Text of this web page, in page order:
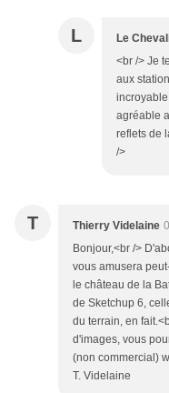
L Le
<br /> Je
aux
agréable
reflets de
/>
T Thierry Videlaine
Bonjour,<br />
vous amusera
le château de la
de Sketchup 6,
du terrain, en
d'images, vous
(non commercial)
T. Videlaine